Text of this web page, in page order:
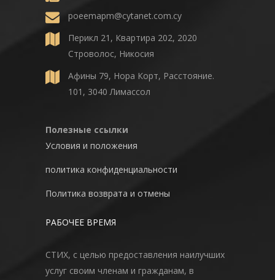
poeemapm@cytanet.com.cy
Перикл 21, Квартира 202, 2020
Строволос, Никосия
Афины 79, Нора Корт, Расстояние.
101, 3040 Лимассол
Полезные ссылки
Условия и положения
политика конфиденциальности
Политика возврата и отмены
РАБОЧЕЕ ВРЕМЯ
СТИХ, с целью предоставления наилучших
услуг своим членам и гражданам, в